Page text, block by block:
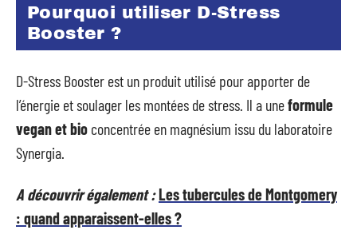
Pourquoi utiliser D-Stress
Booster ?
D-Stress Booster est un produit utilisé pour apporter de
l’énergie et soulager les montées de stress. Il a uneformule
vegan et bio concentrée en magnésium issu du laboratoire
Synergia.
A découvrir également :Les tubercules de Montgomery
: quand apparaissent-elles ?